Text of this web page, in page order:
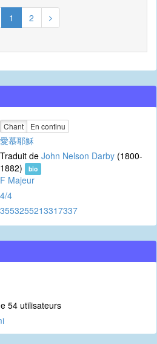
1 2
Chant En continu
愛慕耶穌
Traduit de John Nelson Darby (1800-
1882)
bio
F Majeur
4/4
3553255213317337
54 utilisateurs